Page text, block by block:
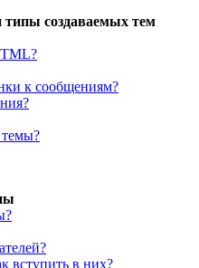
создаваемых тем
к сообщениям?
вступить в них?